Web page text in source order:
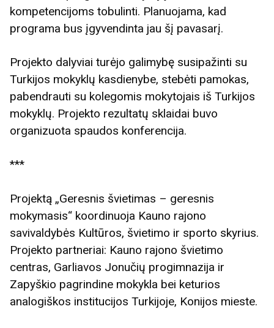
kompetencijoms tobulinti. Planuojama, kad
programa bus įgyvendinta jau šį pavasarį.
Projekto dalyviai turėjo galimybę susipažinti su
Turkijos mokyklų kasdienybe, stebėti pamokas,
pabendrauti su kolegomis mokytojais iš Turkijos
mokyklų. Projekto rezultatų sklaidai buvo
organizuota spaudos konferencija.
***
Projektą „Geresnis švietimas – geresnis
mokymasis“ koordinuoja Kauno rajono
savivaldybės Kultūros, švietimo ir sporto skyrius.
Projekto partneriai: Kauno rajono švietimo
centras, Garliavos Jonučių progimnazija ir
Zapyškio pagrindine mokykla bei keturios
analogiškos institucijos Turkijoje, Konijos mieste.